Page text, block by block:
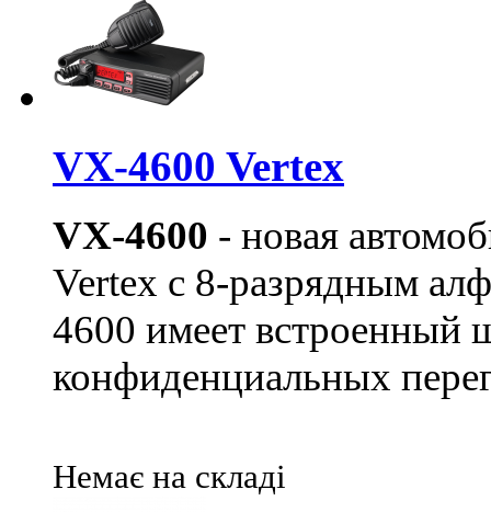
VX-4600 Vertex
VX-4600 - новая
Vertex с 8-разрядным
4600 имеет встроенный
конфиденциальных
Немає на складі